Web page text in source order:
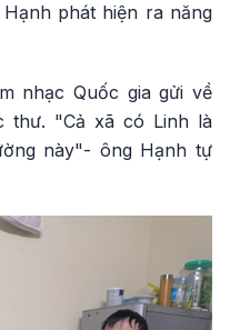
phát hiện ra năng
nhạc Quốc gia gửi về
thư. "Cả xã có Linh là
này"- ông Hạnh tự